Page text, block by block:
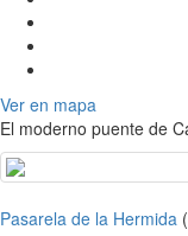
Ver en mapa
El moderno puente de
Pasarela de la Hermida (